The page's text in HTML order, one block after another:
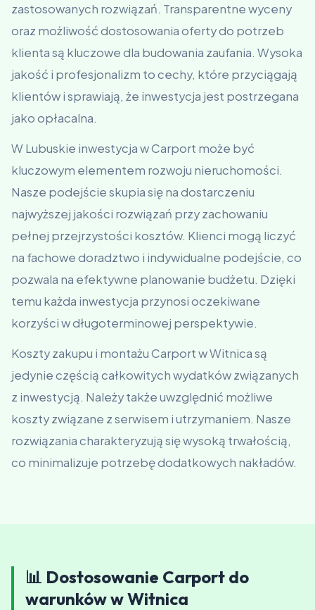
zastosowanych rozwiązań. Transparentne wyceny
oraz możliwość dostosowania oferty do potrzeb
klienta są kluczowe dla budowania zaufania. Wysoka
jakość i profesjonalizm to cechy, które przyciągają
klientów i sprawiają, że inwestycja jest postrzegana
jako opłacalna.
W Lubuskie inwestycja w Carport może być
kluczowym elementem rozwoju nieruchomości.
Nasze podejście skupia się na dostarczeniu
najwyższej jakości rozwiązań przy zachowaniu
pełnej przejrzystości kosztów. Klienci mogą liczyć
na fachowe doradztwo i indywidualne podejście, co
pozwala na efektywne planowanie budżetu. Dzięki
temu każda inwestycja przynosi oczekiwane
korzyści w długoterminowej perspektywie.
Koszty zakupu i montażu Carport w Witnica są
jedynie częścią całkowitych wydatków związanych
z inwestycją. Należy także uwzględnić możliwe
koszty związane z serwisem i utrzymaniem. Nasze
rozwiązania charakteryzują się wysoką trwałością,
co minimalizuje potrzebę dodatkowych nakładów.
📊 Dostosowanie Carport do
warunków w Witnica